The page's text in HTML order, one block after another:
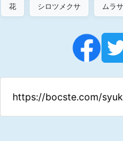
花 シロツメクサ ムラ
https://bocste.com/